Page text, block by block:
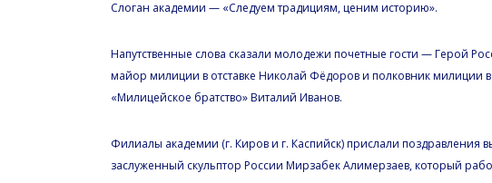
Слоган академии — «Следуем традициям, ценим историю».
Напутственные слова сказали молодежи почетные гости — Герой
майор милиции в отставке Николай Фёдоров и полковник милиции в
«Милицейское братство» Виталий Иванов.
Филиалы академии (г. Киров и г. Каспийск) прислали поздравления
заслуженный скульптор России Мирзабек Алимерзаев, который